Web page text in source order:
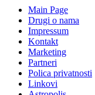
Main Page
Drugi o nama
Impressum
Kontakt
Marketing
Partneri
Polica privatnosti
Linkovi